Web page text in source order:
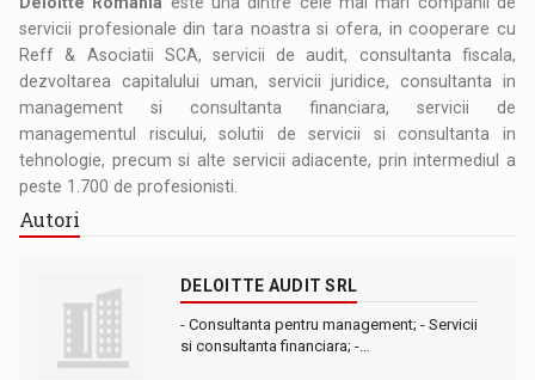
servicii profesionale din tara noastra si ofera, in cooperare cu
Reff & Asociatii SCA, servicii de audit, consultanta fiscala,
dezvoltarea capitalului uman, servicii juridice, consultanta in
management si consultanta financiara, servicii de
managementul riscului, solutii de servicii si consultanta in
tehnologie, precum si alte servicii adiacente, prin intermediul a
peste 1.700 de profesionisti.
Autori
DELOITTE AUDIT SRL
- Consultanta pentru management; - Servicii
si consultanta financiara; -…